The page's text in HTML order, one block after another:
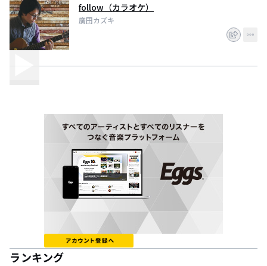
follow（カラオケ）
廣田カズキ
ランキング